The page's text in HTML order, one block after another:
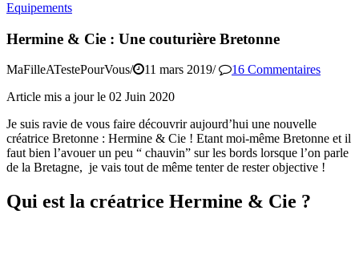
Equipements
Hermine & Cie : Une couturière Bretonne
MaFilleATestePourVous/ 11 mars 2019/
16 Commentaires
Article mis a jour le 02 Juin 2020
Je suis ravie de vous faire découvrir aujourd’hui une nouvelle
créatrice Bretonne : Hermine & Cie ! Etant moi-même Bretonne et il
faut bien l’avouer un peu “ chauvin” sur les bords lorsque l’on parle
de la Bretagne, je vais tout de même tenter de rester objective !
Qui est la créatrice Hermine & Cie ?